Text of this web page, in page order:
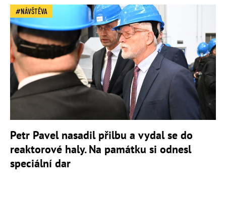
NÁVŠTĚVA
Petr Pavel nasadil přilbu a vydal se do
reaktorové haly. Na památku si odnesl
speciální dar